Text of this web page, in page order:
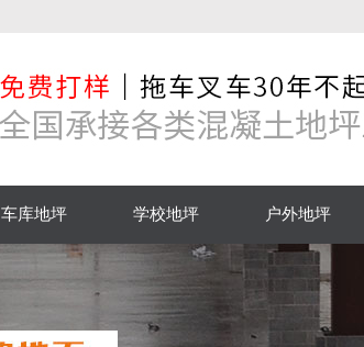
车库地坪 学校地坪 户外地坪